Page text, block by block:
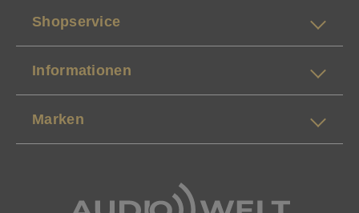
Shopservice
Informationen
Marken